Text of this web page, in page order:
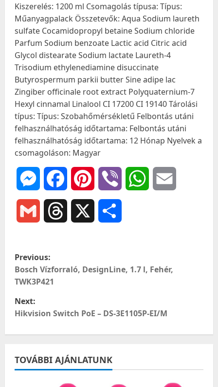
Kiszerelés: 1200 ml Csomagolás típusa: Típus:
Műanyagpalack Összetevők: Aqua Sodium laureth
sulfate Cocamidopropyl betaine Sodium chloride
Parfum Sodium benzoate Lactic acid Citric acid
Glycol distearate Sodium lactate Laureth-4
Trisodium ethylenediamine disuccinate
Butyrospermum parkii butter Sine adipe lac
Zingiber officinale root extract Polyquaternium-7
Hexyl cinnamal Linalool CI 17200 CI 19140 Tárolási
típus: Típus: Szobahőmérsékletű Felbontás utáni
felhasználhatóság időtartama: Felbontás utáni
felhasználhatóság időtartama: 12 Hónap Nyelvek a
csomagoláson: Magyar
MessengerFacebookPinterest Viber WhatsApp
Gmail Threads
P
o
s
t
n
a
v
Previous:
Bosch Vízforraló, DesignLine, 1.7 l, Fehér,
TWK3P421
Next:
Hikvision Switch PoE – DS-3E1105P-EI/M
TOVÁBBI AJÁNLATUNK